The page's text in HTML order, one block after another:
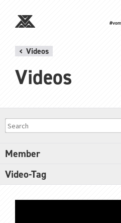
Videos
Videos
Member
Video-Tag